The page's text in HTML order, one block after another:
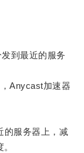
到最近的服务
Anycast加速器
服务器上，减